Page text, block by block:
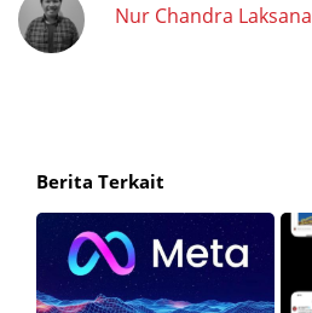
Nur Chandra Laksana
Berita Terkait